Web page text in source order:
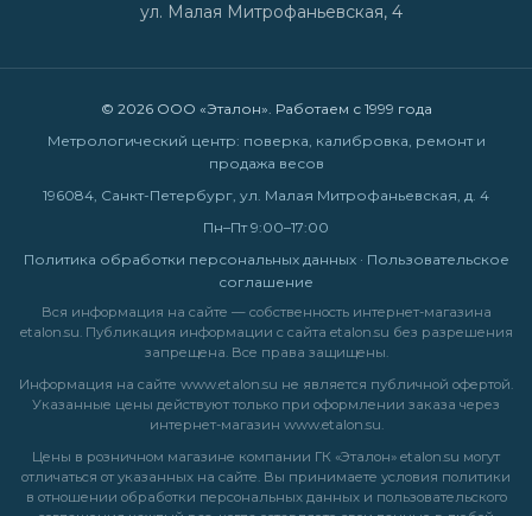
ул. Малая Митрофаньевская, 4
© 2026 ООО «Эталон». Работаем с 1999 года
Метрологический центр: поверка, калибровка, ремонт и
продажа весов
196084, Санкт-Петербург, ул. Малая Митрофаньевская, д. 4
Пн–Пт 9:00–17:00
Политика обработки персональных данных· Пользовательское
соглашение
Вся информация на сайте — собственность интернет-магазина
etalon.su. Публикация информации с сайта etalon.su без разрешения
запрещена. Все права защищены.
Информация на сайте www.etalon.su не является публичной офертой.
Указанные цены действуют только при оформлении заказа через
интернет-магазин www.etalon.su.
Цены в розничном магазине компании ГК «Эталон» etalon.su могут
отличаться от указанных на сайте. Вы принимаете условия политики
в отношении обработки персональных данныхи пользовательского